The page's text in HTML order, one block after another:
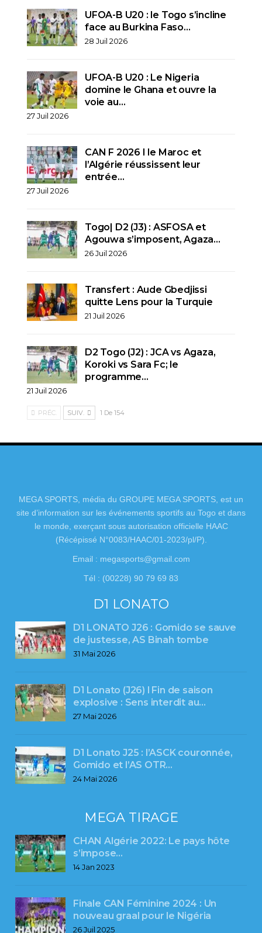
UFOA-B U20 : le Togo s’incline
face au Burkina Faso…
28 Juil 2026
UFOA-B U20 : Le Nigeria
domine le Ghana et ouvre la
voie au…
27 Juil 2026
CAN F 2026 I le Maroc et
l’Algérie réussissent leur
entrée…
27 Juil 2026
Togo| D2 (J3) : ASFOSA et
Agouwa s’imposent, Agaza…
26 Juil 2026
Transfert : Aude Gbedjissi
quitte Lens pour la Turquie
21 Juil 2026
D2 Togo (J2) : JCA vs Agaza,
Koroki vs Sara Fc; le
programme…
21 Juil 2026
PRÉC. SUIV. 1 De 154
MEGA SPORTS, média du GROUPE MEGA SPORTS, est un
site d’information sur les événements sportifs au Togo et dans
le monde, exerçant sous autorisation officielle HAAC
(Récépissé N°0083/HAAC/01-2023/pl/P).
Email : megasports@gmail.com
Tél : (00228) 90 79 69 83
D1 LONATO
D1 LONATO J26 : Gomido se sauve
de justesse, AS Binah tombe
31 Mai 2026
D1 Lonato (J26) l Fin de saison
explosive : Sens interdit au…
27 Mai 2026
D1 Lonato J25 : l’ASCK couronnée,
Gomido et l’AS OTR…
24 Mai 2026
MEGA TIRAGE
CHAN Algérie 2022: Le pays hôte
s’impose…
14 Jan 2023
Finale CAN Féminine 2024 : Un
nouveau graal pour le Nigéria
26 Juil 2025